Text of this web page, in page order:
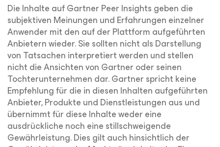
Die Inhalte auf Gartner Peer Insights geben die
subjektiven Meinungen und Erfahrungen einzelner
Anwender mit den auf der Plattform aufgeführten
Anbietern wieder. Sie sollten nicht als Darstellung
von Tatsachen interpretiert werden und stellen
nicht die Ansichten von Gartner oder seinen
Tochterunternehmen dar. Gartner spricht keine
Empfehlung für die in diesen Inhalten aufgeführten
Anbieter, Produkte und Dienstleistungen aus und
übernimmt für diese Inhalte weder eine
ausdrückliche noch eine stillschweigende
Gewährleistung. Dies gilt auch hinsichtlich der